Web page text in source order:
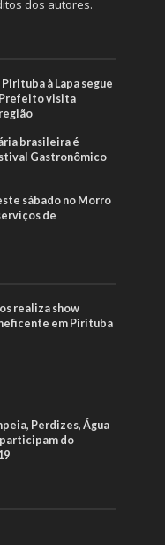
dos autores.
à Lapa segue
visita
brasileira é
Gastronômico
sábado no Morro
de
realiza show
em Pirituba
Perdizes, Água
participam do